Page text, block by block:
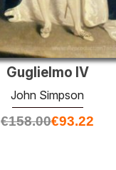
Guglielmo IV
John Simpson
€158.00€93.22